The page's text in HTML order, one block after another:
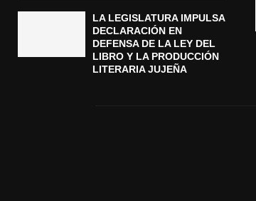
LA LEGISLATURA IMPULSA
DECLARACIÓN EN
DEFENSA DE LA LEY DEL
LIBRO Y LA PRODUCCIÓN
LITERARIA JUJEÑA